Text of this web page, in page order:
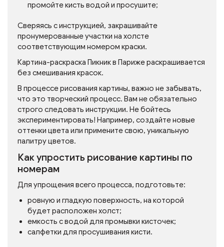
промойте кисть водой и просушите;
Сверяясь с инструкцией, закрашивайте
пронумерованные участки на холсте
соответствующим номером краски.
Картина-раскраска Пикник в Париже раскрашивается
без смешивания красок.
В процессе рисования картины, важно не забывать,
что это творческий процесс. Вам не обязательно
строго следовать инструкции. Не бойтесь
экспериментировать! Например, создайте новые
оттенки цвета или примените свою, уникальную
палитру цветов.
Как упростить рисование картины по
номерам
Для упрощения всего процесса, подготовьте:
ровную и гладкую поверхность, на которой
будет расположен холст;
емкость с водой для промывки кисточек;
салфетки для просушивания кисти.